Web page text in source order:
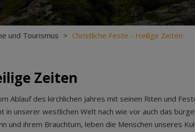
und Tourismus > Christliche Feste - Heilige Zeiten
Zeiten
Ablauf des kirchlichen Jahres mit seinen Riten und
unserer westlichen Welt nach wie vor auch das
und ihrem Brauchtum, leben die Menschen unseres